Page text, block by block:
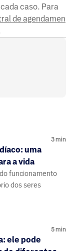
caso. Para
de agendamen
3min
uma
a vida
funcionamento
dos seres
5min
ele pode